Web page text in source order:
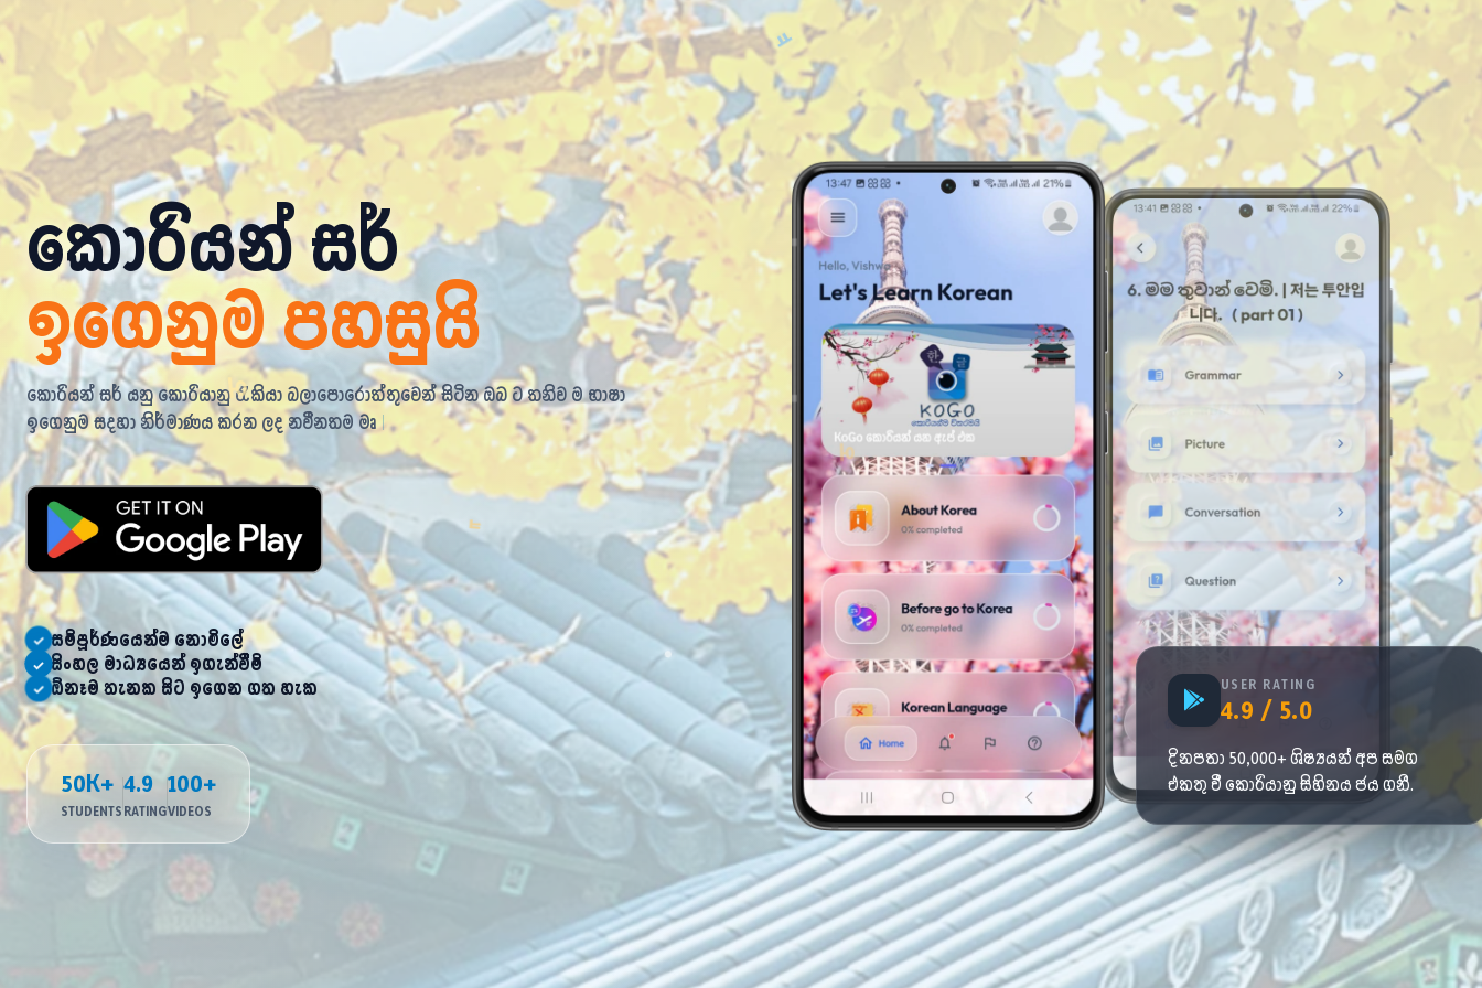
서
ㅓ
ㅋ
ㅈ
ㅓ
කොරියන් සර්
ඉගෙනුම පහසුයි
කොරියන් සර් යනු කොරියානු රැකියා බලාපොරොත්තුවෙන් සිටින ඔබ ට තනිව ම භාෂා
ඉගෙනුම සදහා නිර්මාණය කරන ලද නවීනතම මෘදුකාංගයකි.
✓ සම්පූර්ණයෙන්ම නොමිලේ
✓ සිංහල මාධ්‍යයෙන් ඉගැන්වීම්
✓ ඕනෑම තැනක සිට ඉගෙන ගත හැක
50K+
STUDENTS
4.9
RATING
100+
VIDEOS
USER RATING
4.9 / 5.0
දිනපතා 50,000+ ශිෂ්‍යයන් අප සමග
එකතු වී කොරියානු සිහිනය ජය ගනී.